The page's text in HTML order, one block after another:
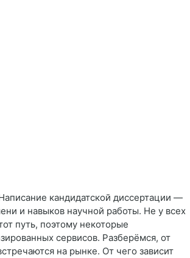
кандидатской диссертации —
и навыков научной работы. Не у всех
путь, поэтому некоторые
сервисов. Разберёмся, от
на рынке. От чего зависит